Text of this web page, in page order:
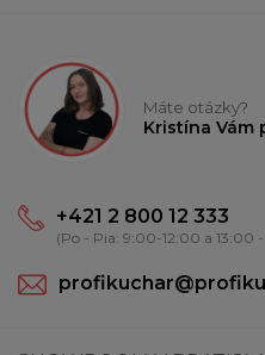
Máte otázky?
Kristína Vám
+421 2 800 12 333
(Po - Pia: 9:00-12:00 a 13:00 -